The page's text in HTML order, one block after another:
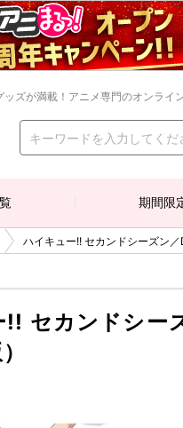
ズが満載！アニメ専門のオンライ
期間限
ハイキュー!! セカンドシーズン
!! セカンドシー